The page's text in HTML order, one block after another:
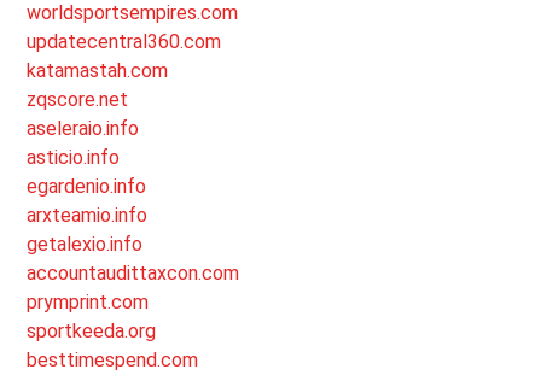
worldsportsempires.com
updatecentral360.com
katamastah.com
zqscore.net
aseleraio.info
asticio.info
egardenio.info
arxteamio.info
getalexio.info
accountaudittaxcon.com
prymprint.com
sportkeeda.org
besttimespend.com